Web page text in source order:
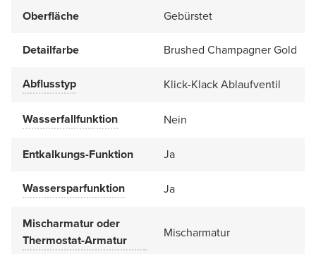
Oberfläche Gebürstet
Detailfarbe Brushed Champagner Gold
Abflusstyp Klick-Klack Ablaufventil
Wasserfallfunktion Nein
Entkalkungs-Funktion Ja
Wassersparfunktion Ja
Mischarmatur oder
Thermostat-Armatur
Mischarmatur